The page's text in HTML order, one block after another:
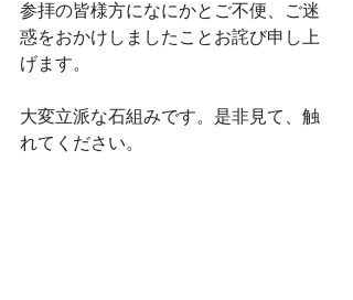
参拝の皆様方になにかとご不便、ご迷
惑をおかけしましたことお詫び申し上
げます。
大変立派な石組みです。是非見て、触
れてください。